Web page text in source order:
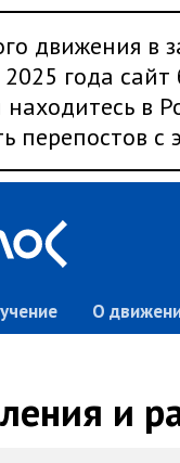
движения в
года
в
с
О
и